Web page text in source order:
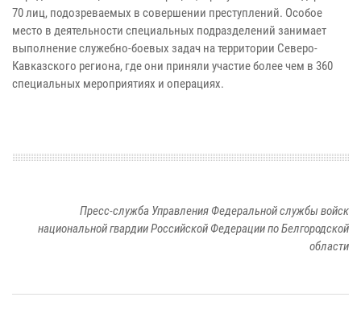
70 лиц, подозреваемых в совершении преступлений. Особое
место в деятельности специальных подразделений занимает
выполнение служебно-боевых задач на территории Северо-
Кавказского региона, где они приняли участие более чем в 360
специальных мероприятиях и операциях.
Пресс-служба Управления Федеральной службы войск
национальной гвардии Российской Федерации по Белгородской
области